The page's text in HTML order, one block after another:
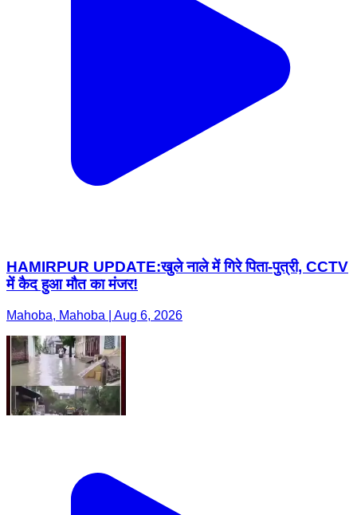
HAMIRPUR UPDATE:खुले नाले में गिरे पिता-पुत्री, CCTV
में कैद हुआ मौत का मंजर!
Mahoba, Mahoba | Aug 6, 2026